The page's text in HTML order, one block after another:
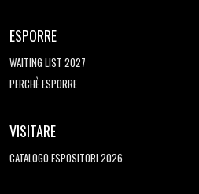
ESPORRE
WAITING LIST 2027
PERCHÈ ESPORRE
VISITARE
CATALOGO ESPOSITORI 2026